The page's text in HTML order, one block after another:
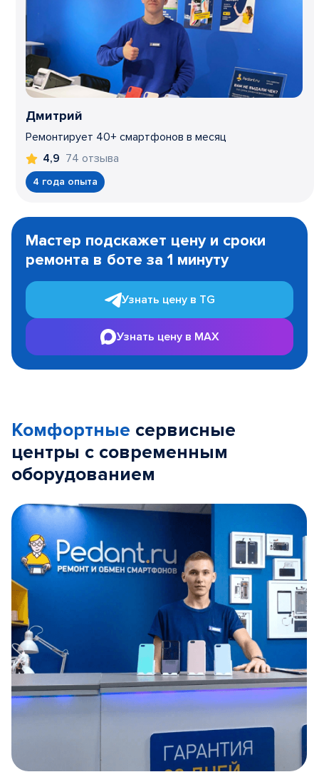
Дмитрий
Ремонтирует 40+ смартфонов в месяц
4,9 74 отзыва
4 года опыта
1
Мастер подскажет цену и сроки
ремонта в боте за 1 минуту
Узнать цену в TG
Узнать цену в MAX
Комфортные сервисные
центры с современным
оборудованием